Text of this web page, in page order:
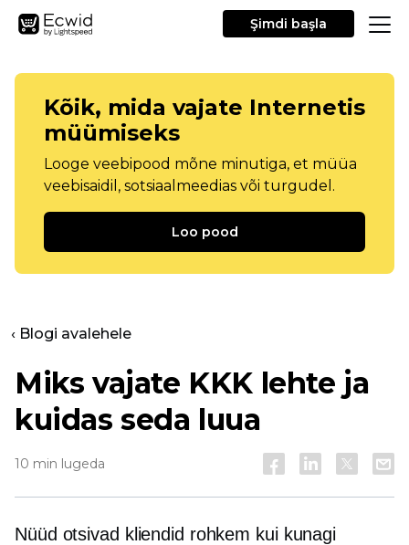
Şimdi başla
Kõik, mida vajate Internetis
müümiseks
Looge veebipood mõne minutiga, et müüa
veebisaidil, sotsiaalmeedias või turgudel.
Loo pood
‹ Blogi avalehele
Miks vajate KKK lehte ja
kuidas seda luua
10 min lugeda
Nüüd otsivad kliendid rohkem kui kunagi